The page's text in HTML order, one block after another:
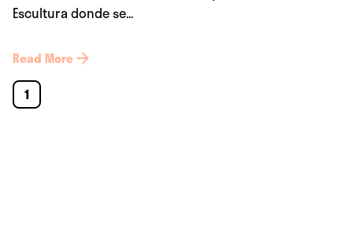
Escultura donde se...
Read More
1